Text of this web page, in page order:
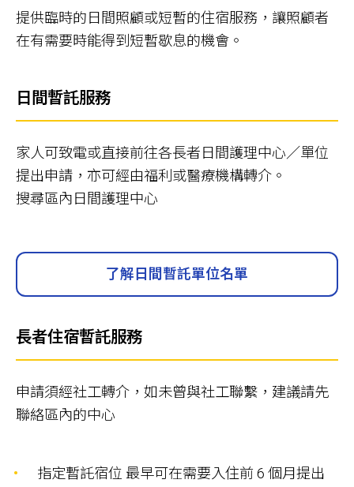
提供臨時的日間照顧或短暫的住宿服務，讓照顧者
在有需要時能得到短暫歇息的機會。
日間暫託服務
家人可致電或直接前往各長者日間護理中心／單位
提出申請，亦可經由福利或醫療機構轉介。
搜尋區內日間護理中心
了解日間暫託單位名單
長者住宿暫託服務
申請須經社工轉介，如未曾與社工聯繫，建議請先
聯絡區內的中心
指定暫託宿位 最早可在需要入住前 6 個月提出